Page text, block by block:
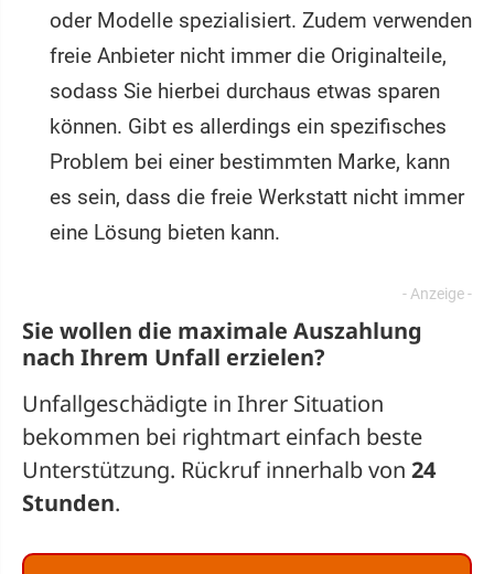
oder Modelle spezialisiert. Zudem verwenden
freie Anbieter nicht immer die Originalteile,
sodass Sie hierbei durchaus etwas sparen
können. Gibt es allerdings ein spezifisches
Problem bei einer bestimmten Marke, kann
es sein, dass die freie Werkstatt nicht immer
eine Lösung bieten kann.
Sie wollen die maximale Auszahlung
nach Ihrem Unfall erzielen?
Unfallgeschädigte in Ihrer Situation
bekommen bei rightmart einfach beste
Unterstützung. Rückruf innerhalb von 24
Stunden.